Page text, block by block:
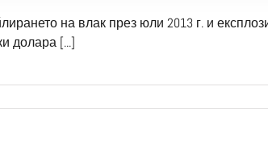
на влак през юли 2013 г. и
долара [...]